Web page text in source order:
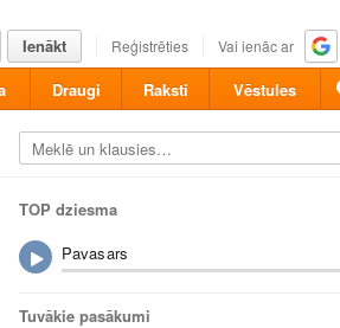
Ienākt Reģistrēties Vai ienāc ar
Draugi Raksti Vēstules
TOP dziesma
Pavasars
Tuvākie pasākumi